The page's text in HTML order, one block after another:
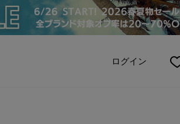
ログイン